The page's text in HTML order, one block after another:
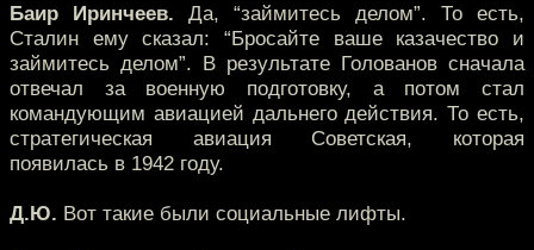
Баир Иринчеев. Да, “займитесь делом”. То есть,
Сталин ему сказал: “Бросайте ваше казачество и
займитесь делом”. В результате Голованов сначала
отвечал за военную подготовку, а потом стал
командующим авиацией дальнего действия. То есть,
стратегическая авиация Советская, которая
появилась в 1942 году.
Д.Ю. Вот такие были социальные лифты.